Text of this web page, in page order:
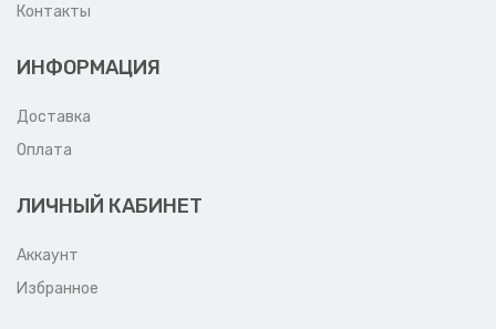
Контакты
ИНФОРМАЦИЯ
Доставка
Оплата
ЛИЧНЫЙ КАБИНЕТ
Аккаунт
Избранное